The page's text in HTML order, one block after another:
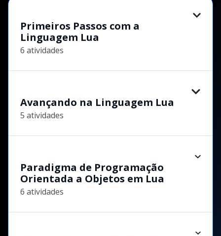
Primeiros Passos com a
Linguagem Lua
6 atividades
Avançando na Linguagem Lua
5 atividades
Paradigma de Programação
Orientada a Objetos em Lua
6 atividades